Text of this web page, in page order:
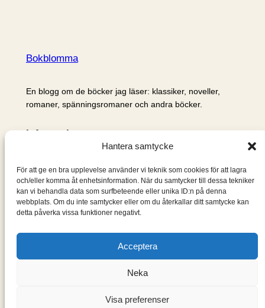
Hantera samtycke
För att ge en bra upplevelse använder vi teknik som cookies för att lagra
och/eller komma åt enhetsinformation. När du samtycker till dessa tekniker
kan vi behandla data som surfbeteende eller unika ID:n på denna
webbplats. Om du inte samtycker eller om du återkallar ditt samtycke kan
detta påverka vissa funktioner negativt.
Acceptera
Neka
Visa preferenser
Bokblomma
En blogg om de böcker jag läser: klassiker, noveller,
romaner, spänningsromaner och andra böcker.
Information
Om mig & om bloggen
S
ö
k
WordPress